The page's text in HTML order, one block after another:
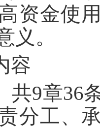
资金使
义。
容
共9章36
分工、